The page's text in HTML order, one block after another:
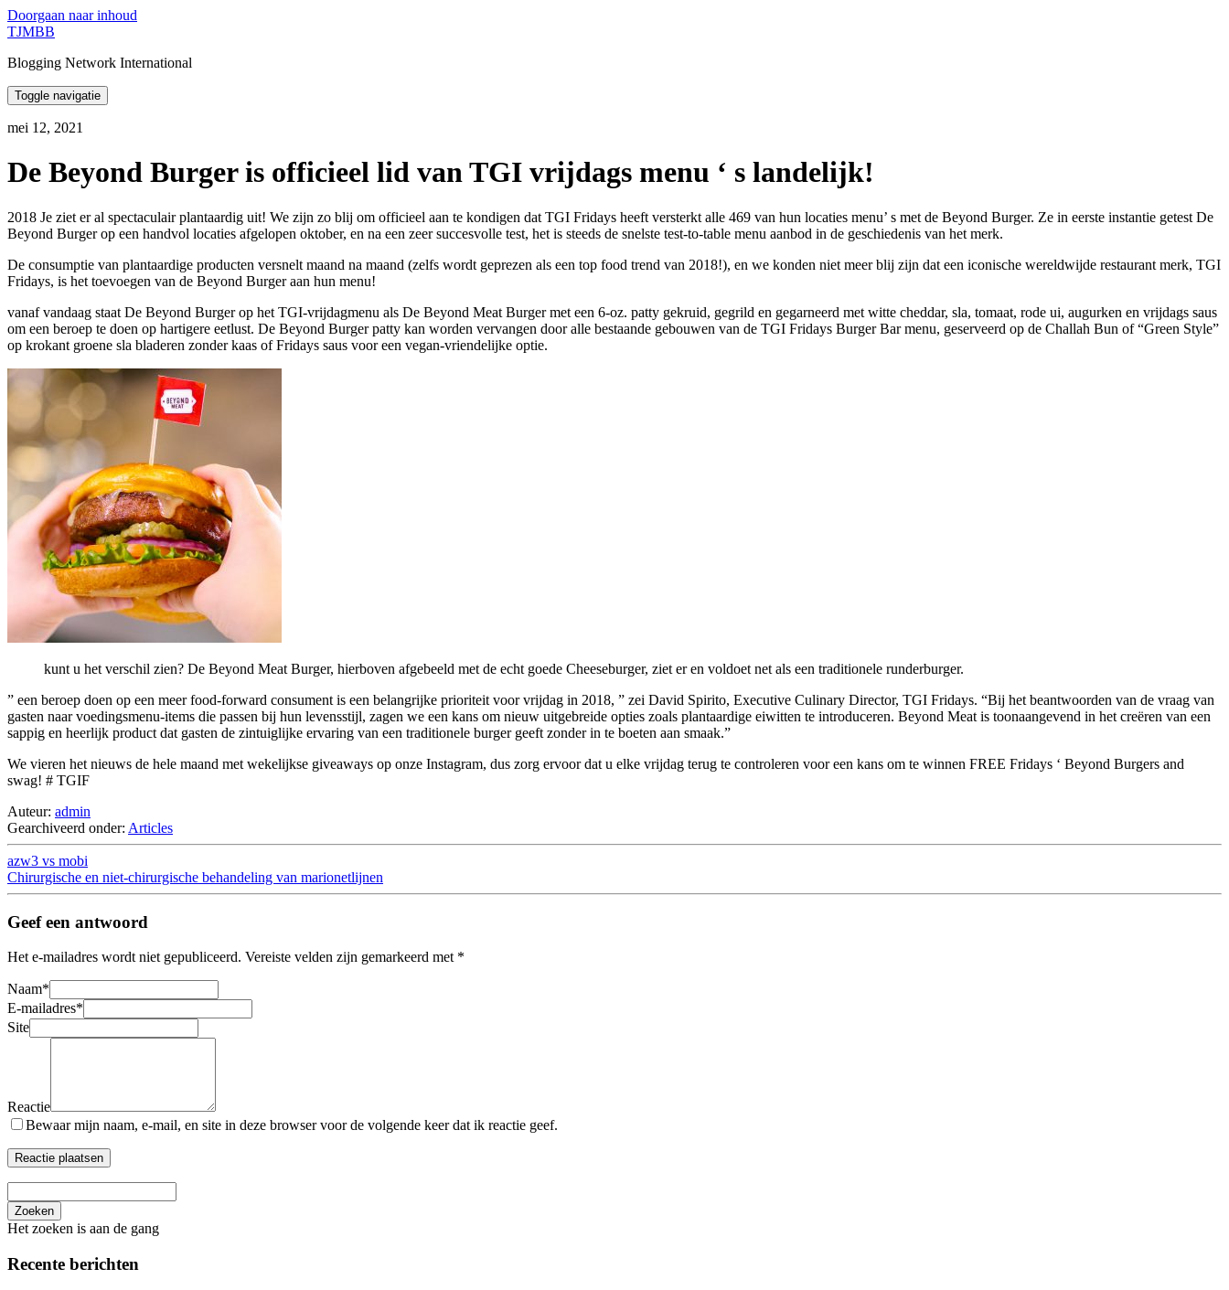
Doorgaan naar inhoud
TJMBB
Blogging Network International
Toggle navigatie
mei 12, 2021
De Beyond Burger is officieel lid van TGI vrijdags menu ‘ s landelijk!
2018 Je ziet er al spectaculair plantaardig uit! We zijn zo blij om officieel aan te kondigen dat TGI Fridays heeft versterkt alle 469 van hun locaties menu’ s met de Beyond Burger. Ze in eerste instantie getest De
Beyond Burger op een handvol locaties afgelopen oktober, en na een zeer succesvolle test, het is steeds de snelste test-to-table menu aanbod in de geschiedenis van het merk.
De consumptie van plantaardige producten versnelt maand na maand (zelfs wordt geprezen als een top food trend van 2018!), en we konden niet meer blij zijn dat een iconische wereldwijde restaurant merk, TGI
Fridays, is het toevoegen van de Beyond Burger aan hun menu!
vanaf vandaag staat De Beyond Burger op het TGI-vrijdagmenu als De Beyond Meat Burger met een 6-oz. patty gekruid, gegrild en gegarneerd met witte cheddar, sla, tomaat, rode ui, augurken en vrijdags saus
om een beroep te doen op hartigere eetlust. De Beyond Burger patty kan worden vervangen door alle bestaande gebouwen van de TGI Fridays Burger Bar menu, geserveerd op de Challah Bun of “Green Style”
op krokant groene sla bladeren zonder kaas of Fridays saus voor een vegan-vriendelijke optie.
kunt u het verschil zien? De Beyond Meat Burger, hierboven afgebeeld met de echt goede Cheeseburger, ziet er en voldoet net als een traditionele runderburger.
” een beroep doen op een meer food-forward consument is een belangrijke prioriteit voor vrijdag in 2018, ” zei David Spirito, Executive Culinary Director, TGI Fridays. “Bij het beantwoorden van de vraag van
gasten naar voedingsmenu-items die passen bij hun levensstijl, zagen we een kans om nieuw uitgebreide opties zoals plantaardige eiwitten te introduceren. Beyond Meat is toonaangevend in het creëren van een
sappig en heerlijk product dat gasten de zintuiglijke ervaring van een traditionele burger geeft zonder in te boeten aan smaak.”
We vieren het nieuws de hele maand met wekelijkse giveaways op onze Instagram, dus zorg ervoor dat u elke vrijdag terug te controleren voor een kans om te winnen FREE Fridays ‘ Beyond Burgers and
swag! # TGIF
Auteur: admin
Gearchiveerd onder: Articles
azw3 vs mobi
Chirurgische en niet-chirurgische behandeling van marionetlijnen
Geef een antwoord
Het e-mailadres wordt niet gepubliceerd. Vereiste velden zijn gemarkeerd met *
Naam*
E-mailadres*
Site
Reactie
Bewaar mijn naam, e-mail, en site in deze browser voor de volgende keer dat ik reactie geef.
Zoeken
Het zoeken is aan de gang
Recente berichten